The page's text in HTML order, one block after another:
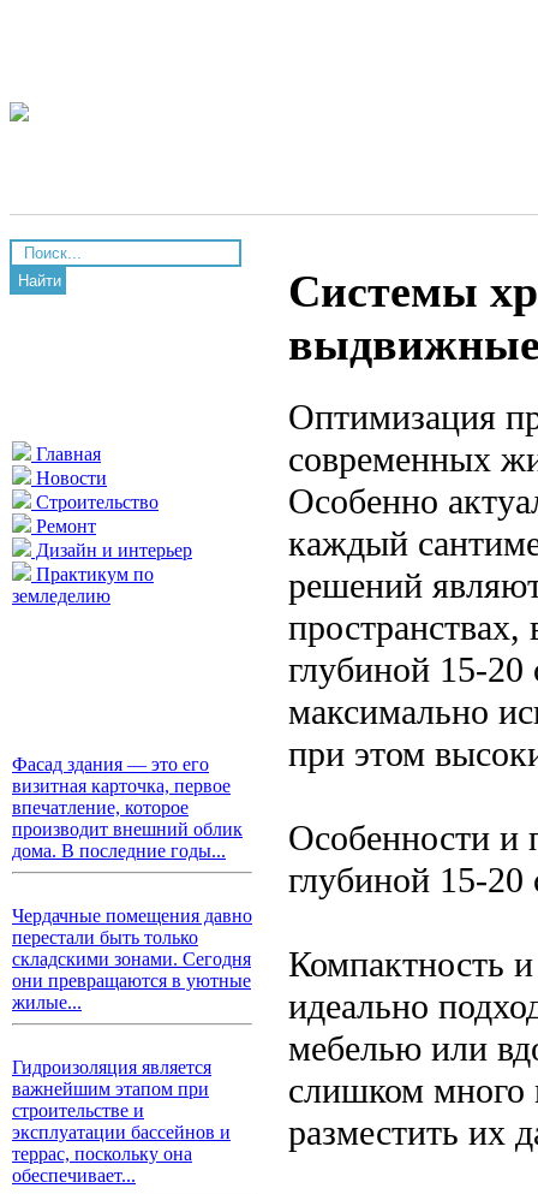
Найти
Главная
Новости
Строительство
Ремонт
Дизайн и интерьер
Практикум по
земледелию
Фасад здания — это его
визитная карточка, первое
впечатление, которое
производит внешний облик
дома. В последние годы...
Чердачные помещения давно
перестали быть только
складскими зонами. Сегодня
они превращаются в уютные
жилые...
Гидроизоляция является
важнейшим этапом при
строительстве и
эксплуатации бассейнов и
террас, поскольку она
обеспечивает...
Системы
Оптимизация
современных
Особенно
каждый
решений
глубиной 15-
максимально
при этом
Особенности
глубиной 15-20
Компактность
идеально
мебелью или
слишком много
разместить их